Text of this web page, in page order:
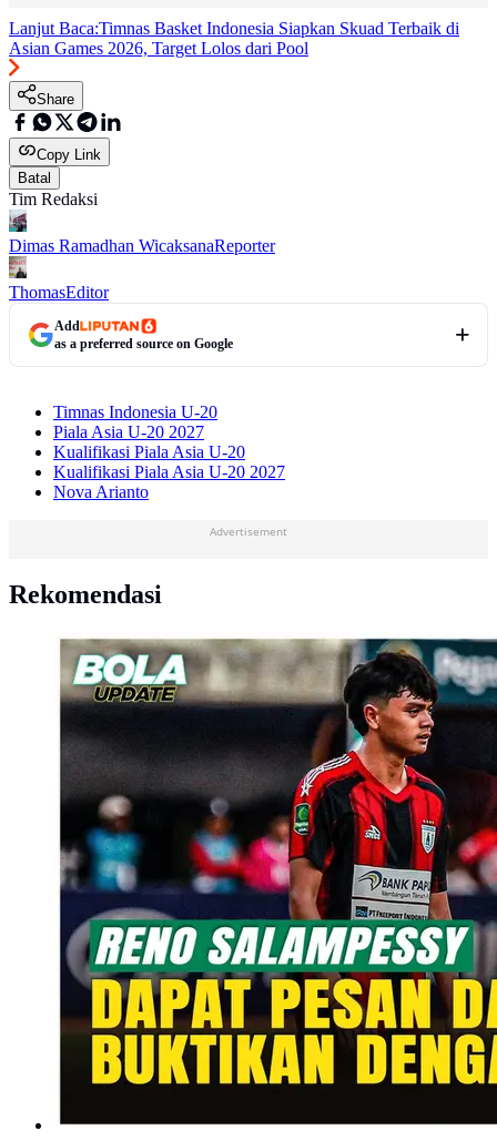
Lanjut Baca:Timnas Basket Indonesia Siapkan Skuad Terbaik di
Asian Games 2026, Target Lolos dari Pool
Share
Copy Link
Batal
Tim Redaksi
Dimas Ramadhan WicaksanaReporter
ThomasEditor
Add
as a preferred source on Google
Timnas Indonesia U-20
Piala Asia U-20 2027
Kualifikasi Piala Asia U-20
Kualifikasi Piala Asia U-20 2027
Nova Arianto
Advertisement
Rekomendasi